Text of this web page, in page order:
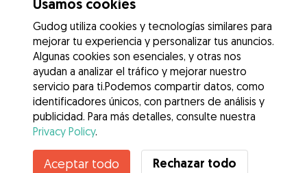
Usamos cookies
Gudog utiliza cookies y tecnologías similares para
mejorar tu experiencia y personalizar tus anuncios.
Algunas cookies son esenciales, y otras nos
ayudan a analizar el tráfico y mejorar nuestro
servicio para ti.Podemos compartir datos, como
identificadores únicos, con partners de análisis y
publicidad. Para más detalles, consulte nuestra
Privacy Policy.
Aceptar todo Rechazar todo